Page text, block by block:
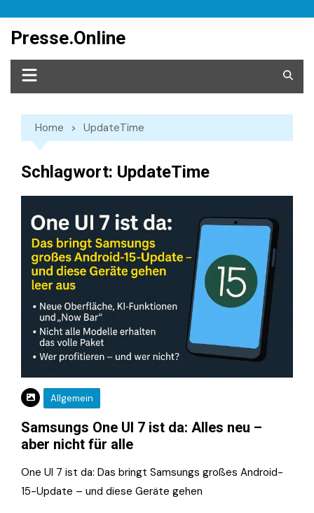
content
Presse.Online
Home UpdateTime
Schlagwort: UpdateTime
Allgemein
Samsungs One UI 7 ist da: Alles neu –
aber nicht für alle
One UI 7 ist da: Das bringt Samsungs großes Android-
15-Update – und diese Geräte gehen